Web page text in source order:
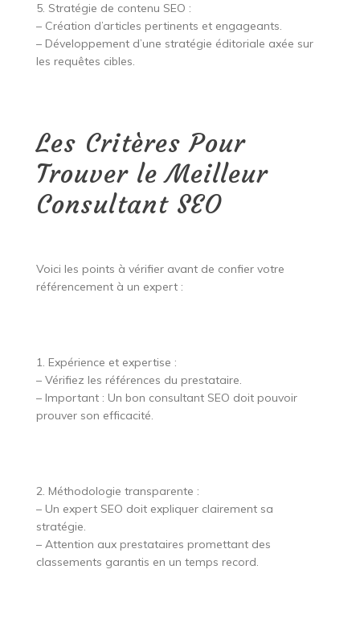
5. Stratégie de contenu SEO :
– Création d’articles pertinents et engageants.
– Développement d’une stratégie éditoriale axée sur
les requêtes cibles.
Les Critères Pour
Trouver le Meilleur
Consultant SEO
Voici les points à vérifier avant de confier votre
référencement à un expert :
1. Expérience et expertise :
– Vérifiez les références du prestataire.
– Important : Un bon consultant SEO doit pouvoir
prouver son efficacité.
2. Méthodologie transparente :
– Un expert SEO doit expliquer clairement sa
stratégie.
– Attention aux prestataires promettant des
classements garantis en un temps record.